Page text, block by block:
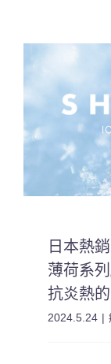
日本熱
薄荷系
抗炎熱
2024.5.24 |